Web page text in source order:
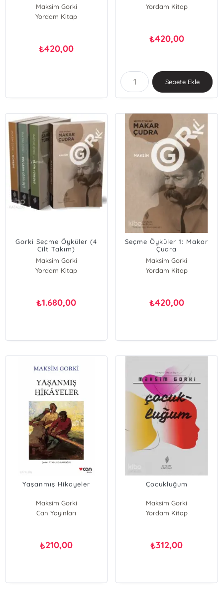
Maksim Gorki
Yordam Kitap
₺420,00
Yordam Kitap
₺420,00
Sepete Ekle
Gorki Seçme Öyküler (4
Cilt Takım)
Maksim Gorki
Yordam Kitap
₺1.680,00
Seçme Öyküler 1: Makar
Çudra
Maksim Gorki
Yordam Kitap
₺420,00
Yaşanmış Hikayeler
Maksim Gorki
Can Yayınları
₺210,00
Çocukluğum
Maksim Gorki
Yordam Kitap
₺312,00